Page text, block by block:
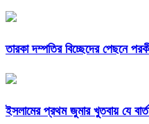
তারকা দম্পতির বিচ্ছেদের পেছনে
ইসলামের প্রথম জুমার খুতবায় যে